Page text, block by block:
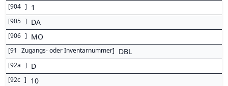
[904 ] 1
[905 ] DA
[906 ] MO
[91 Zugangs- oder Inventarnummer] DBL
[92a ] D
[92c ] 10